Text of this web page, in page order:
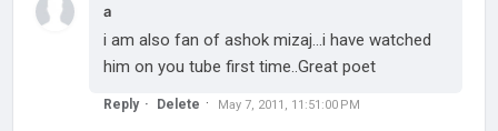
a
i am also fan of ashok mizaj...i have watched
him on you tube first time..Great poet
Reply Delete May 7, 2011, 11:51:00 PM